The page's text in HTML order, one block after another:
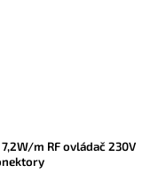
m RF ovládač 230V